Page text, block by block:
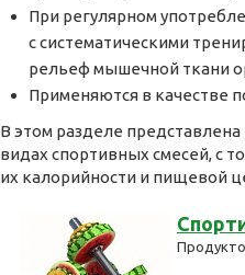
При регулярном
с систематическими
рельеф мышечной ткани
Применяются в качестве
В этом разделе
видах спортивных смесей, с
их калорийности и пищевой